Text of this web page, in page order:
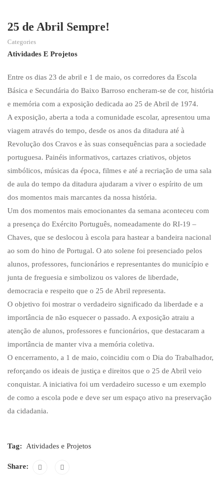
25 de Abril Sempre!
Categories
Atividades E Projetos
Entre os dias 23 de abril e 1 de maio, os corredores da Escola
Básica e Secundária do Baixo Barroso encheram-se de cor, história
e memória com a exposição dedicada ao 25 de Abril de 1974.
A exposição, aberta a toda a comunidade escolar, apresentou uma
viagem através do tempo, desde os anos da ditadura até à
Revolução dos Cravos e às suas consequências para a sociedade
portuguesa. Painéis informativos, cartazes criativos, objetos
simbólicos, músicas da época, filmes e até a recriação de uma sala
de aula do tempo da ditadura ajudaram a viver o espírito de um
dos momentos mais marcantes da nossa história.
Um dos momentos mais emocionantes da semana aconteceu com
a presença do Exército Português, nomeadamente do RI-19 –
Chaves, que se deslocou à escola para hastear a bandeira nacional
ao som do hino de Portugal. O ato solene foi presenciado pelos
alunos, professores, funcionários e representantes do município e
junta de freguesia e simbolizou os valores de liberdade,
democracia e respeito que o 25 de Abril representa.
O objetivo foi mostrar o verdadeiro significado da liberdade e a
importância de não esquecer o passado. A exposição atraiu a
atenção de alunos, professores e funcionários, que destacaram a
importância de manter viva a memória coletiva.
O encerramento, a 1 de maio, coincidiu com o Dia do Trabalhador,
reforçando os ideais de justiça e direitos que o 25 de Abril veio
conquistar. A iniciativa foi um verdadeiro sucesso e um exemplo
de como a escola pode e deve ser um espaço ativo na preservação
da cidadania.
Tag: Atividades e Projetos
Share: